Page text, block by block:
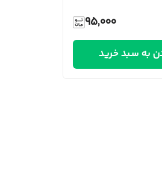
95,000
به سبد خرید